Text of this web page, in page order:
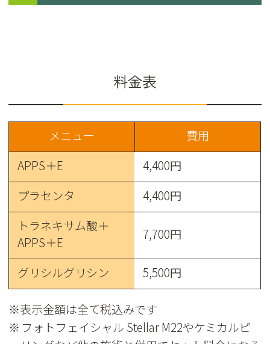
料金表
メニュー
費用
APPS＋E
4,400円
プラセンタ
4,400円
トラネキサム酸＋
APPS＋E
7,700円
グリシルグリシン 5,500円
※表示金額は全て税込みです
※ フォトフェイシャル Stellar M22やケミカルピ